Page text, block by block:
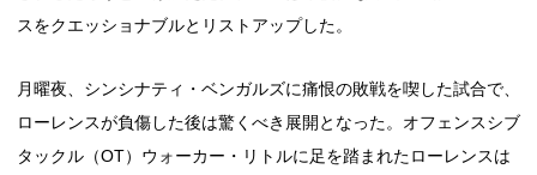
スをクエッショナブルとリストアップした。
月曜夜、シンシナティ・ベンガルズに痛恨の敗戦を喫した試合で、
ローレンスが負傷した後は驚くべき展開となった。オフェンスシブ
タックル（OT）ウォーカー・リトルに足を踏まれたローレンスは